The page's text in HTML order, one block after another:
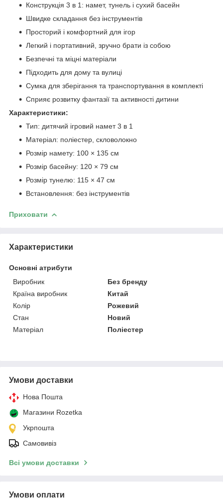
Конструкція 3 в 1: намет, тунель і сухий басейн
Швидке складання без інструментів
Просторий і комфортний для ігор
Легкий і портативний, зручно брати із собою
Безпечні та міцні матеріали
Підходить для дому та вулиці
Сумка для зберігання та транспортування в комплекті
Сприяє розвитку фантазії та активності дитини
Характеристики:
Тип: дитячий ігровий намет 3 в 1
Матеріал: поліестер, скловолокно
Розмір намету: 100 × 135 см
Розмір басейну: 120 × 79 см
Розмір тунелю: 115 × 47 см
Встановлення: без інструментів
Приховати
Характеристики
Основні атрибути
Виробник
Без бренду
Країна виробник
Китай
Колір
Рожевий
Стан
Новий
Матеріал
Поліестер
Умови доставки
Нова Пошта
Магазини Rozetka
Укрпошта
Самовивіз
Всі умови доставки
Умови оплати